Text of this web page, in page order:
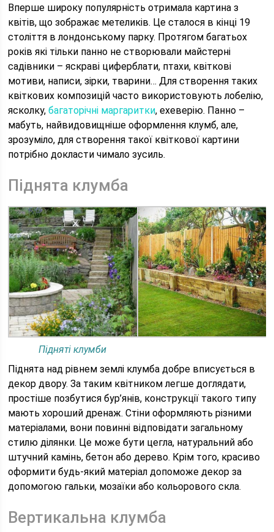
Вперше широку популярність отримала картина з
квітів, що зображає метеликів. Це сталося в кінці 19
століття в лондонському парку. Протягом багатьох
років які тільки панно не створювали майстерні
садівники – яскраві циферблати, птахи, квіткові
мотиви, написи, зірки, тварини… Для створення таких
квіткових композицій часто використовують лобелію,
ясколку,багаторічні маргаритки, ехеверію. Панно –
мабуть, найвидовищніше оформлення клумб, але,
зрозуміло, для створення такої квіткової картини
потрібно докласти чимало зусиль.
Піднята клумба
Підняті клумби
Піднята над рівнем землі клумба добре вписується в
декор двору. За таким квітником легше доглядати,
простіше позбутися бур’янів, конструкції такого типу
мають хороший дренаж. Стіни оформляють різними
матеріалами, вони повинні відповідати загальному
стилю ділянки. Це може бути цегла, натуральний або
штучний камінь, бетон або дерево. Крім того, красиво
оформити будь-який матеріал допоможе декор за
допомогою гальки, мозаїки або кольорового скла.
Вертикальна клумба